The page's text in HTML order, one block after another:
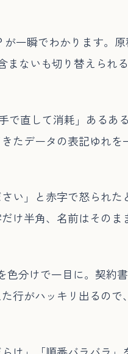
が一瞬でわかります。
ないも切り替えられ
で直して消耗」あるあ
たデータの表記ゆれを
い」と赤字で怒られ
け半角、名前はその
色分けで一目に。契
行がハッキリ出るので